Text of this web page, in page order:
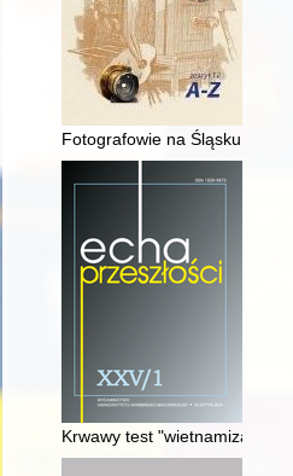
Fotografowie na Śląsku
Krwawy test "wietnamizacji"